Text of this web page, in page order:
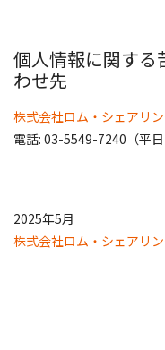
個人情報に関する
わせ先
株式会社ロム・シェアリ
電話: 03-5549-7240（平日
2025年5月
株式会社ロム・シェアリ